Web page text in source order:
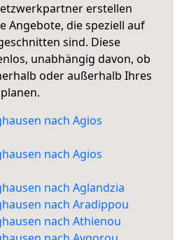
erstellen
Angebote, die speziell auf
sind. Diese
unabhängig davon, ob
oder außerhalb Ihres
nach Agios
nach Agios
nach Aglandzia
nach Aradippou
nach Athienou